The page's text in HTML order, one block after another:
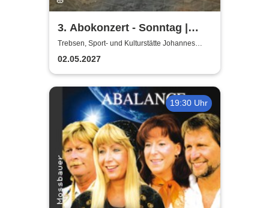
3. Abokonzert - Sonntag |
Sächsische
Bläserphilharmonie
Trebsen, Sport- und Kulturstätte Johannes
Wiede
02.05.2027
19:30 Uhr